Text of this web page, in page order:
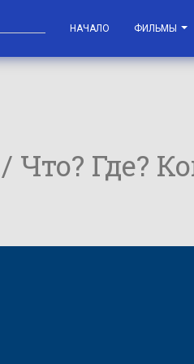
НАЧАЛО ФИЛЬМЫ
Что? Где?